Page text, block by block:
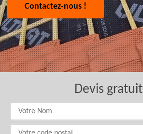
Contactez-nous !
Devis gratuit